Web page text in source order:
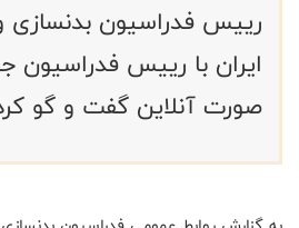
رییس فدراسیون بدنسازی
صورت آنلاین گفت و گو